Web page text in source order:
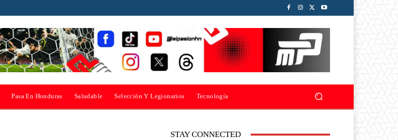
Pasa En Honduras Saludable Selección Y Legionarios Tecnología
STAY CONNECTED